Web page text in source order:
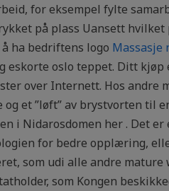
for eksempel fylte
på plass Uansett
ha bedriftens logo Massasje
oslo teppet. Ditt kjøp
over Internett. Hos andre
et ”løft” av brystvorten til
i Nidarosdomen her . Det
for bedre opplæring,
som udi alle andre mature
som Kongen